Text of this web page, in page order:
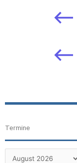
Termine